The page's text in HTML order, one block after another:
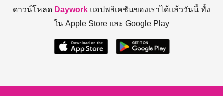
ดาวน์โหลด Daywork แอปพลิเคชันของเราได้แล้ววันนี้ ทั้ง
ใน Apple Store และ Google Play